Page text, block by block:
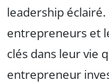
leadership
entrepreneurs et
clés dans leur vie
entrepreneur